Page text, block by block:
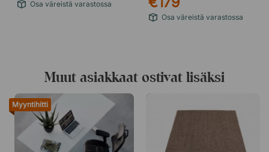
Osa väreistä varastossa
Osa väreistä varastossa
Muut asiakkaat ostivat lisäksi
Myyntihitti